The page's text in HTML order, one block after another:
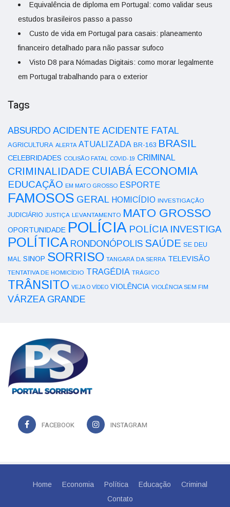
Equivalência de diploma em Portugal: como validar seus
estudos brasileiros passo a passo
Custo de vida em Portugal para casais: planeamento
financeiro detalhado para não passar sufoco
Visto D8 para Nómadas Digitais: como morar legalmente
em Portugal trabalhando para o exterior
Tags
ABSURDO ACIDENTE ACIDENTE FATAL
AGRICULTURA ALERTA ATUALIZADA BR-163 BRASIL
CELEBRIDADES COLISÃO FATAL COVID-19 CRIMINAL
CRIMINALIDADE CUIABÁ ECONOMIA
EDUCAÇÃO EM MATO GROSSO ESPORTE
FAMOSOS GERAL HOMICÍDIO INVESTIGAÇÃO
JUDICIÁRIO JUSTIÇA LEVANTAMENTO MATO GROSSO
OPORTUNIDADE POLÍCIA POLÍCIA INVESTIGA
POLÍTICA RONDONÓPOLIS SAÚDE SE DEU
MAL SINOP SORRISO TANGARÁ DA SERRA TELEVISÃO
TENTATIVA DE HOMICÍDIO TRAGÉDIA TRÁGICO
TRÂNSITO VEJA O VÍDEO VIOLÊNCIA VIOLÊNCIA SEM FIM
VÁRZEA GRANDE
FACEBOOK INSTAGRAM
Home Economia Política Educação
Criminal
Contato